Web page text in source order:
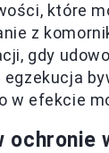
które
z
gdy
egzekucja
w efekcie